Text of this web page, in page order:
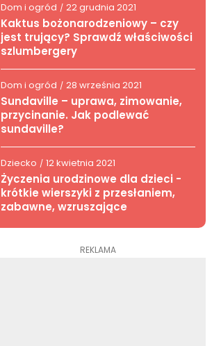
Dom i ogród / 22 grudnia 2021
Kaktus bożonarodzeniowy – czy
jest trujący? Sprawdź właściwości
szlumbergery
Dom i ogród / 28 września 2021
Sundaville – uprawa, zimowanie,
przycinanie. Jak podlewać
sundaville?
Dziecko / 12 kwietnia 2021
Życzenia urodzinowe dla dzieci -
krótkie wierszyki z przesłaniem,
zabawne, wzruszające
REKLAMA